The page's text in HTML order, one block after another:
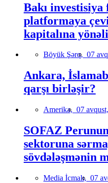
Bakı
platformaya
kapitalına
Böyük Şərq, 07
Ankara,
qarşı birləşir?
Amerika, 07
SOFAZ
sektoruna
sövdələşmənin
Media İcmalı, 07